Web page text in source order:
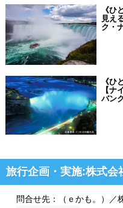
《ひ
見え
ク・
《ひ
【ナ
バン
旅行企画・実施:株式会
問合せ先：（ｅかも。）／